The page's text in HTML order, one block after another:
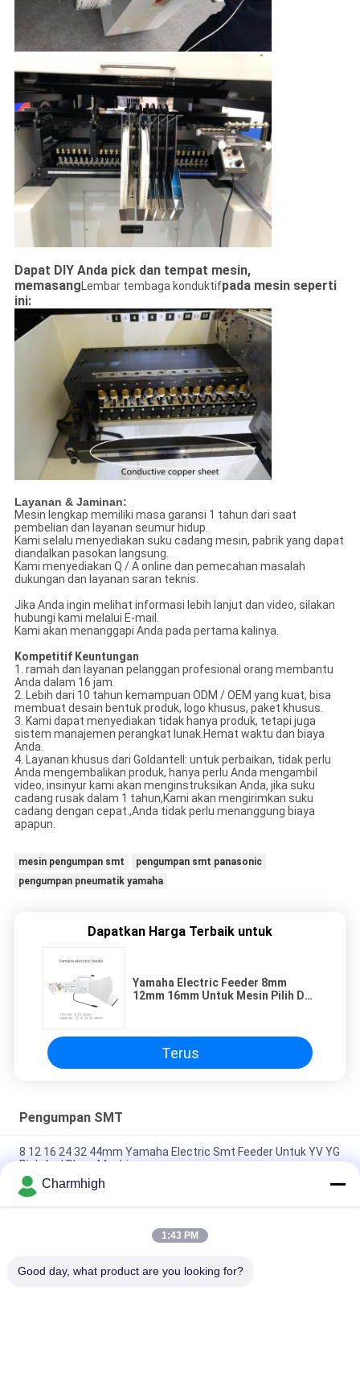
Dapat DIY Anda pick dan tempat mesin,
memasangLembar tembaga konduktifpada mesin seperti
ini:
Layanan & Jaminan:
Mesin lengkap memiliki masa garansi 1 tahun dari saat
pembelian dan layanan seumur hidup.
Kami selalu menyediakan suku cadang mesin, pabrik yang dapat
diandalkan pasokan langsung.
Kami menyediakan Q / A online dan pemecahan masalah
dukungan dan layanan saran teknis.
Jika Anda ingin melihat informasi lebih lanjut dan video, silakan
hubungi kami melalui E-mail.
Kami akan menanggapi Anda pada pertama kalinya.
Kompetitif Keuntungan
1. ramah dan layanan pelanggan profesional orang membantu
Anda dalam 16 jam.
2. Lebih dari 10 tahun kemampuan ODM / OEM yang kuat, bisa
membuat desain bentuk produk, logo khusus, paket khusus.
3. Kami dapat menyediakan tidak hanya produk, tetapi juga
sistem manajemen perangkat lunak.Hemat waktu dan biaya
Anda.
4. Layanan khusus dari Goldantell: untuk perbaikan, tidak perlu
Anda mengembalikan produk, hanya perlu Anda mengambil
video, insinyur kami akan menginstruksikan Anda, jika suku
cadang rusak dalam 1 tahun,Kami akan mengirimkan suku
cadang dengan cepat.,Anda tidak perlu menanggung biaya
apapun.
mesin pengumpan smt
pengumpan smt panasonic
pengumpan pneumatik yamaha
Dapatkan Harga Terbaik untuk
Yamaha Electric Feeder 8mm
12mm 16mm Untuk Mesin Pilih Dan
Terus
Pengumpan SMT
8 12 16 24 32 44mm Yamaha Electric Smt Feeder Untuk YV YG
Pick And Place Machine
Pengumpan Listrik Yamaha 8 12 16 24mm untuk Mesin Pick
and Place DIY, Mesin SMT Charmhigh
Fuji NXT Electric SMT Feeder 8/12/16 / 24mm Untuk
Charmhigh
1:43 PM
Good day, what product are you looking for?